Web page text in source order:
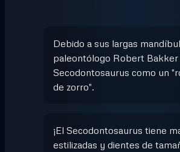
Debido a sus largas
paleontólogo Robert Bakker
Secodontosaurus como un
de zorro".
¡El Secodontosaurus tiene
estilizadas y dientes de